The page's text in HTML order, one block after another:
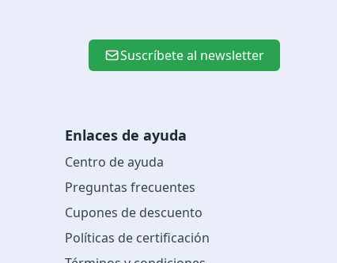
Suscríbete al newsletter
Enlaces de ayuda
Centro de ayuda
Preguntas frecuentes
Cupones de descuento
Políticas de certificación